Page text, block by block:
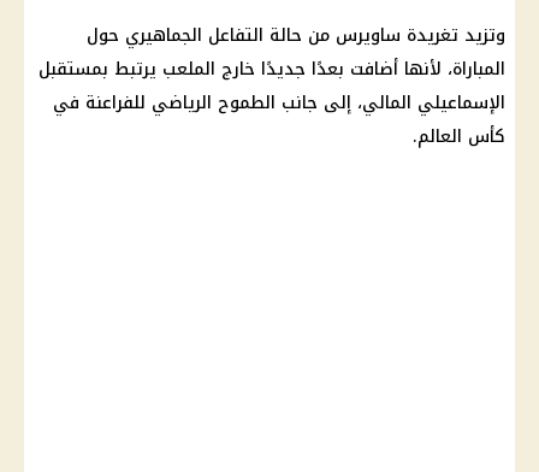
وتزيد تغريدة ساويرس من حالة التفاعل الجماهيري حول
المباراة، لأنها أضافت بعدًا جديدًا خارج الملعب يرتبط بمستقبل
الإسماعيلي المالي، إلى جانب الطموح الرياضي للفراعنة في
كأس العالم.